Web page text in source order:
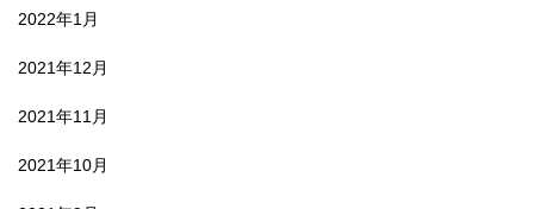
2022年1月
2021年12月
2021年11月
2021年10月